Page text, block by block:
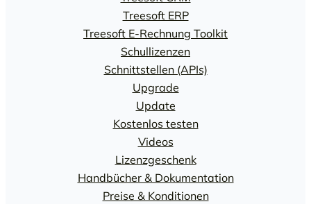
Treesoft ERP
Treesoft E-Rechnung Toolkit
Schullizenzen
Schnittstellen (APIs)
Upgrade
Update
Kostenlos testen
Videos
Lizenzgeschenk
Handbücher & Dokumentation
Preise & Konditionen